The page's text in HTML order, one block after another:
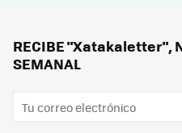
RECIBE "Xatakaletter",
SEMANAL